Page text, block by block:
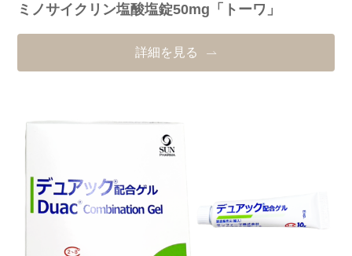
ミノサイクリン塩酸塩錠50mg「トーワ」
詳細を見る